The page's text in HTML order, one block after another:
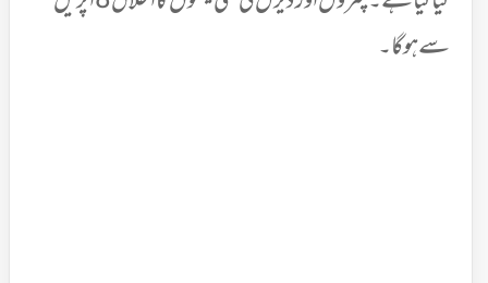
سے ہوگا۔